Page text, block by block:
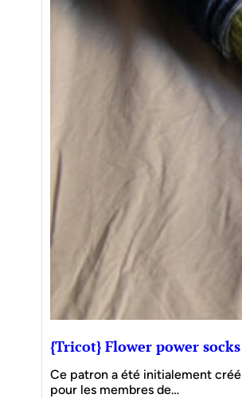
{Tricot} Flower power socks
Ce patron a été initialement créé
pour les membres de…